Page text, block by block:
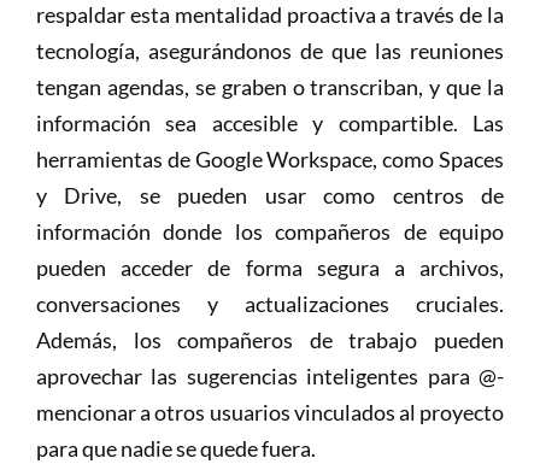
respaldar esta mentalidad proactiva a través de la
tecnología, asegurándonos de que las reuniones
tengan agendas, se graben o transcriban, y que la
información sea accesible y compartible. Las
herramientas de Google Workspace, como Spaces
y Drive, se pueden usar como centros de
información donde los compañeros de equipo
pueden acceder de forma segura a archivos,
conversaciones y actualizaciones cruciales.
Además, los compañeros de trabajo pueden
aprovechar las sugerencias inteligentes para @-
mencionar a otros usuarios vinculados al proyecto
para que nadie se quede fuera.